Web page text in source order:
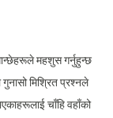
महशुस गर्नुहुन्छ
मिश्रित प्रश्नले
चाँहि वहाँको